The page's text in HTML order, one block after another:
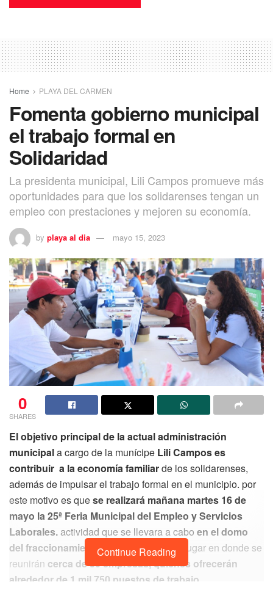
Home PLAYA DEL CARMEN
Fomenta gobierno municipal
el trabajo formal en
Solidaridad
La presidenta municipal, Lili Campos promueve más
oportunidades para que los solidarenses tengan un
empleo con prestaciones y mejoren su economía.
by playa al dia mayo 15, 2023
0
SHARES
El objetivo principal de la actual administración
municipala cargo de la munícipe Lili Campos es
contribuir a la economía familiarde los solidarenses,
además de impulsar el trabajo formal en el municipio. por
este motivo es quese realizará mañana martes 16 de
mayo la 25ª Feria Municipal del Empleo y Servicios
Laborales.actividad que se llevara a cabo en el domo
del fraccionamiento La Guadalupana,
lugar en donde se
reunirán cerca de 30 empresas, quienes ofrecerán
alrededor de 1 mil 750 puestos de trabajo.
Continue Reading